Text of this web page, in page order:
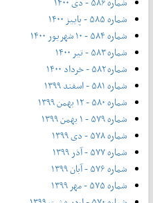
شماره ۵۸۵ - پاییز ۱۴۰۰
شماره ۵۸۴ - ۱۰ شهریور ۱۴۰۰
شماره ۵۸۳ - تیر ۱۴۰۰
شماره ۵۸۲ - خرداد ۱۴۰۰
شماره ۵۸۱ - اسفند ۱۳۹۹
شماره ۵۸۰ - ۱۲ بهمن ۱۳۹۹
شماره ۵۷۹ - ۱ بهمن ۱۳۹۹
شماره ۵۷۸ - دی ۱۳۹۹
شماره ۵۷۷ - آذر ۱۳۹۹
شماره ۵۷۶ - آبان ۱۳۹۹
شماره ۵۷۵ - مهر ۱۳۹۹